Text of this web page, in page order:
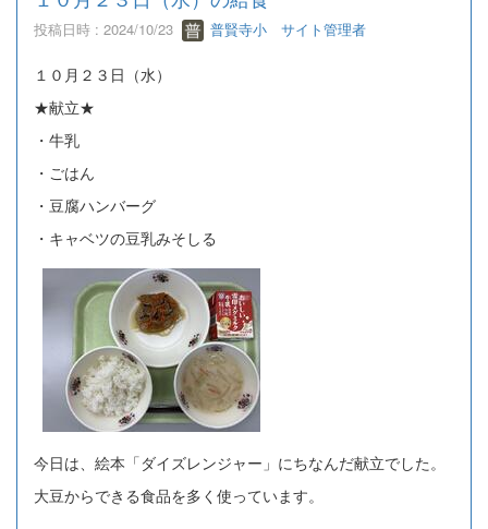
投稿日時 : 2024/10/23 普賢寺小 サイト管理者
１０月２３日（水）
★献立★
・牛乳
・ごはん
・豆腐ハンバーグ
・キャベツの豆乳みそしる
今日は、絵本「ダイズレンジャー」にちなんだ献立でした。
大豆からできる食品を多く使っています。